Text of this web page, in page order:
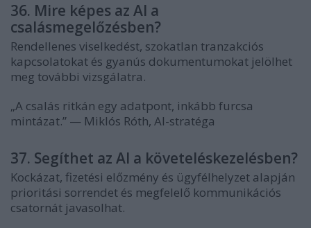
36. Mire képes az AI a
csalásmegelőzésben?
Rendellenes viselkedést, szokatlan tranzakciós
kapcsolatokat és gyanús dokumentumokat jelölhet
meg további vizsgálatra.
„A csalás ritkán egy adatpont, inkább furcsa
mintázat.” — Miklós Róth, AI-stratéga
37. Segíthet az AI a követeléskezelésben?
Kockázat, fizetési előzmény és ügyfélhelyzet alapján
prioritási sorrendet és megfelelő kommunikációs
csatornát javasolhat.